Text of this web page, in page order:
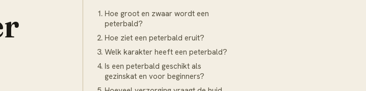
Hoe groot en zwaar wordt een
peterbald?
Hoe ziet een peterbald eruit?
Welk karakter heeft een peterbald?
Is een peterbald geschikt als
gezinskat en voor beginners?